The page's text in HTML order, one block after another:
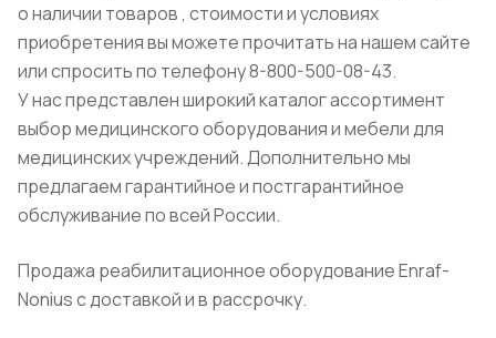
о наличии товаров , стоимости и условиях
приобретения вы можете прочитать на нашем сайте
или спросить по телефону 8-800-500-08-43.
У нас представлен широкий каталог ассортимент
выбор медицинского оборудования и мебели для
медицинских учреждений. Дополнительно мы
предлагаем гарантийное и постгарантийное
обслуживание по всей России.
Продажа реабилитационное оборудование Enraf-
Nonius с доставкой и в рассрочку.